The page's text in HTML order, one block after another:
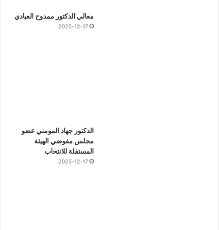
معالي الدكتور ممدوح العبادي
2025-12-17
الدكتور جهاد المومني عضو
مجلس مفوضي الهيئة
المستقلة للانتخاب
2025-12-17